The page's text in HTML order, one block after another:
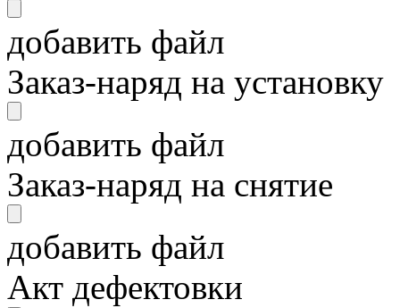
добавить файл
Заказ-наряд на установку
добавить файл
Заказ-наряд на снятие
добавить файл
Акт дефектовки